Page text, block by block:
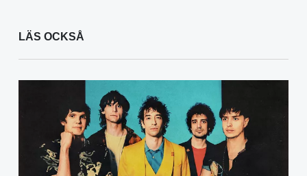
LÄS OCKSÅ